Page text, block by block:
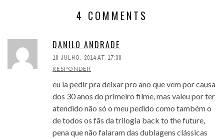
4 COMMENTS
DANILO ANDRADE
10 JULHO, 2014 AT 17:30
RESPONDER
eu ia pedir pra deixar pro ano que vem por causa
dos 30 anos do primeiro filme, mas valeu por ter
atendido não só o meu pedido como também o
de todos os fãs da trilogia back to the future,
pena que não falaram das dublagens clássicas